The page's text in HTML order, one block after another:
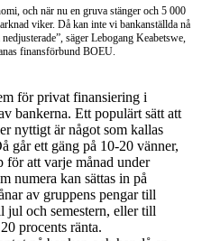
och när nu en gruva stänger och 5 000
viker. Då kan inte vi bankanställda nå
säger Lebogang Keabetswe,
finansförbund BOEU.
för privat finansiering i
bankerna. Ett populärt sätt att
nyttigt är något som kallas
går ett gäng på 10-20 vänner,
för att varje månad under
numera kan sättas in på
av gruppens pengar till
jul och semestern, eller till
procents ränta.